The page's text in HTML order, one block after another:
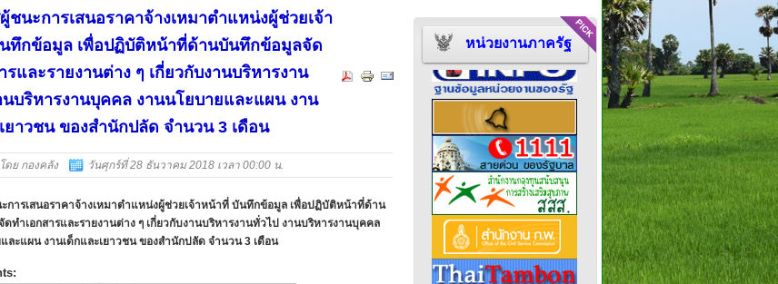
ชนะการเสนอราคาจ้างเหมาตำแหน่งผู้ช่วยเจ้า
ทึกข้อมูล เพื่อปฏิบัติหน้าที่ด้านบันทึกข้อมูลจัด
รและรายงานต่าง ๆ เกี่ยวกับงานบริหารงาน
นบริหารงานบุคคล งานนโยบายและแผน งาน
ยาวชน ของสำนักปลัด จำนวน 3 เดือน
ดย กองคลัง วันศุกร์ที่ 28 ธันวาคม 2018 เวลา 00:00 น.
การเสนอราคาจ้างเหมาตำแหน่งผู้ช่วยเจ้าหน้าที่ บันทึกข้อมูล เพื่อปฏิบัติหน้าที่ด้าน
ทำเอกสารและรายงานต่าง ๆ เกี่ยวกับงานบริหารงานทั่วไป งานบริหารงานบุคคล
ละแผน งานเด็กและเยาวชน ของสำนักปลัด จำนวน 3 เดือน
หน่วยงานภาครัฐ